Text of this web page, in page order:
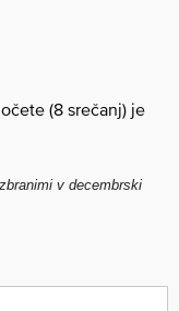
(8 srečanj) je
v decembrski